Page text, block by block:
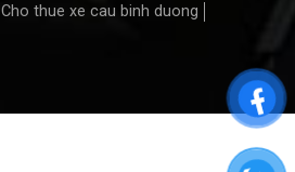
Cho thue xe cau binh duong